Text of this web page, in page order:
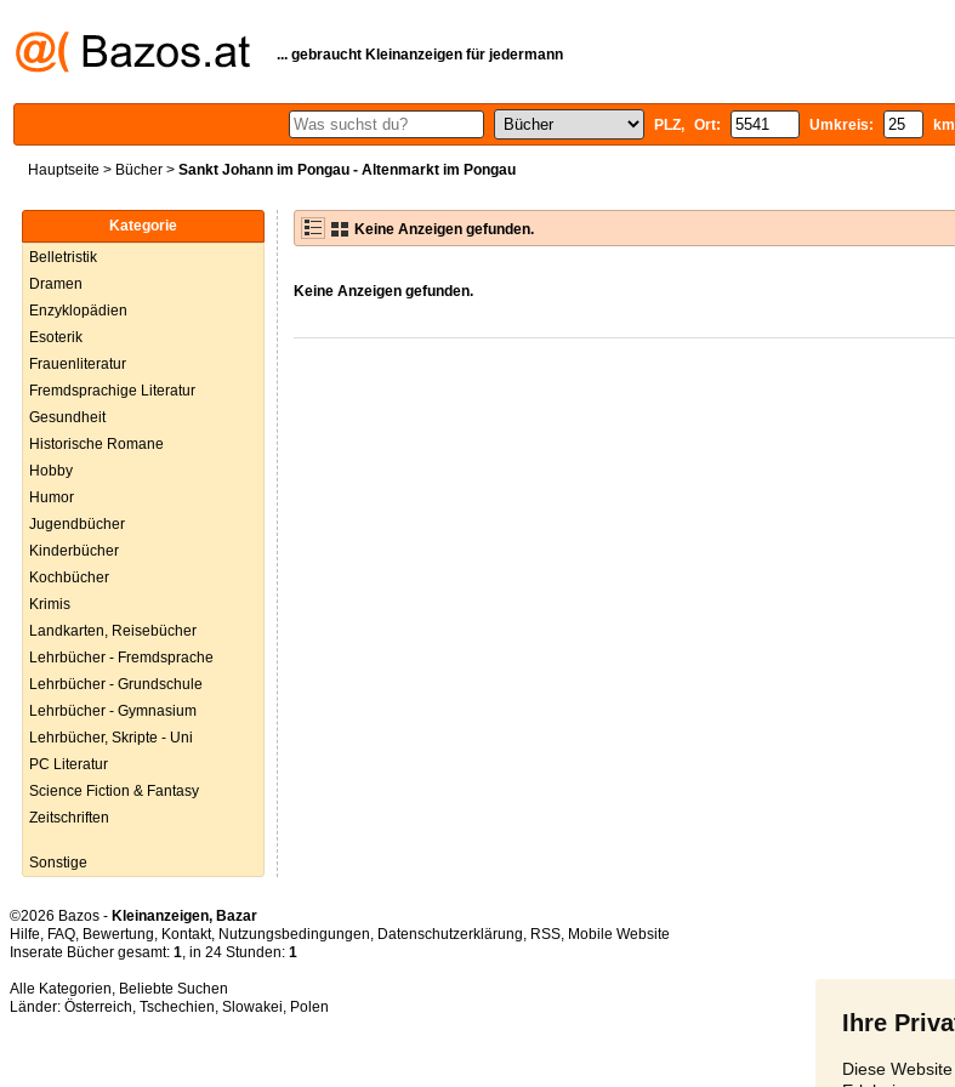
Ihre
Diese
... gebraucht Kleinanzeigen für jedermann
PLZ, Ort: Umkreis:
Hauptseite > Bücher > Sankt Johann im Pongau - Altenmarkt im Pongau
Kategorie
Belletristik
Dramen
Enzyklopädien
Esoterik
Frauenliteratur
Fremdsprachige Literatur
Gesundheit
Historische Romane
Hobby
Humor
Jugendbücher
Kinderbücher
Kochbücher
Krimis
Landkarten, Reisebücher
Lehrbücher - Fremdsprache
Lehrbücher - Grundschule
Lehrbücher - Gymnasium
Lehrbücher, Skripte - Uni
PC Literatur
Science Fiction & Fantasy
Zeitschriften
Sonstige
Keine Anzeigen gefunden.
Keine Anzeigen gefunden.
©2026 Bazos - Kleinanzeigen, Bazar
Hilfe, FAQ, Bewertung, Kontakt, Nutzungsbedingungen, Datenschutzerklärung, RSS,
Inserate Bücher gesamt: 1, in 24 Stunden: 1
Alle Kategorien, Beliebte Suchen
Länder: Österreich, Tschechien, Slowakei, Polen